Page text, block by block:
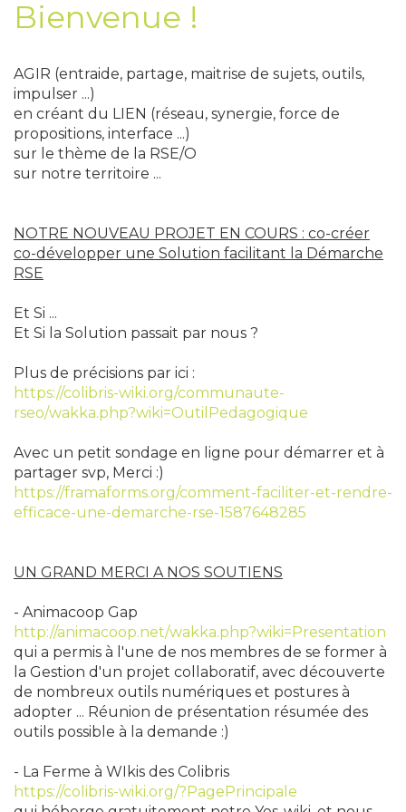
Bienvenue !
AGIR (entraide, partage, maitrise de sujets, outils,
impulser ...)
en créant du LIEN (réseau, synergie, force de
propositions, interface ...)
sur le thème de la RSE/O
sur notre territoire ...
NOTRE NOUVEAU PROJET EN COURS : co-créer
co-développer une Solution facilitant la Démarche
RSE
Et Si ...
Et Si la Solution passait par nous ?
Plus de précisions par ici :
https://colibris-wiki.org/communaute-
rseo/wakka.php?wiki=OutilPedagogique
Avec un petit sondage en ligne pour démarrer et à
partager svp, Merci :)
https://framaforms.org/comment-faciliter-et-rendre-
efficace-une-demarche-rse-1587648285
UN GRAND MERCI A NOS SOUTIENS
- Animacoop Gap
http://animacoop.net/wakka.php?wiki=Presentation
qui a permis à l'une de nos membres de se former à
la Gestion d'un projet collaboratif, avec découverte
de nombreux outils numériques et postures à
adopter ... Réunion de présentation résumée des
outils possible à la demande :)
- La Ferme à WIkis des Colibris
https://colibris-wiki.org/?PagePrincipale